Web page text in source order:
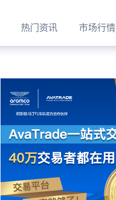
热门资讯 市场行情